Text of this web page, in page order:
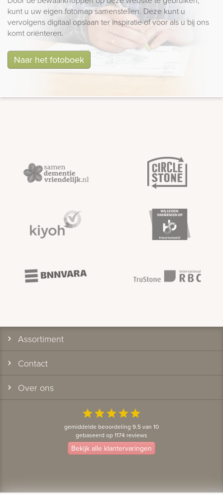
kunt u uw eigen fotomap samenstellen. Deze kunt u
vervolgens digitaal opslaan ter inspiratie of voor als u bij ons
komt oriënteren.
Naar het fotoboek
Assortiment
Contact
Over ons
starstarstarstarstar
gemiddelde beoordeling 9.5 van 10
gebaseerd op 1174 reviews
Bekijk alle klantervaringen